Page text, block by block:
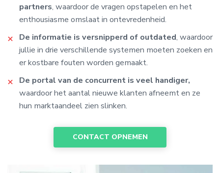
partners, waardoor de vragen opstapelen en het
enthousiasme omslaat in ontevredenheid.
De informatie is versnipperd of outdated, waardoor
jullie in drie verschillende systemen moeten zoeken en
er kostbare fouten worden gemaakt.
De portal van de concurrent is veel handiger,
waardoor het aantal nieuwe klanten afneemt en ze
hun marktaandeel zien slinken.
CONTACT OPNEMEN